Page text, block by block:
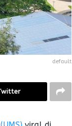
default